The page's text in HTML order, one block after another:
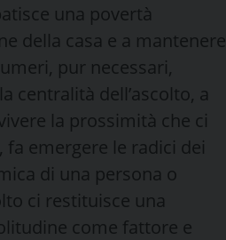
una povertà
della casa e a mantenere
pur necessari,
centralità dell’ascolto, a
la prossimità che ci
emergere le radici dei
di una persona o
ci restituisce una
come fattore e